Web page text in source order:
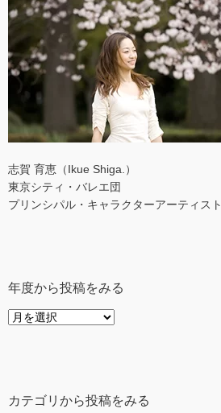
志賀 育恵（Ikue Shiga.）
東京シティ・バレエ団
プリンシパル・キャラクターアーティスト
年度から投稿をみる
年
稿
カテゴリから投稿をみる